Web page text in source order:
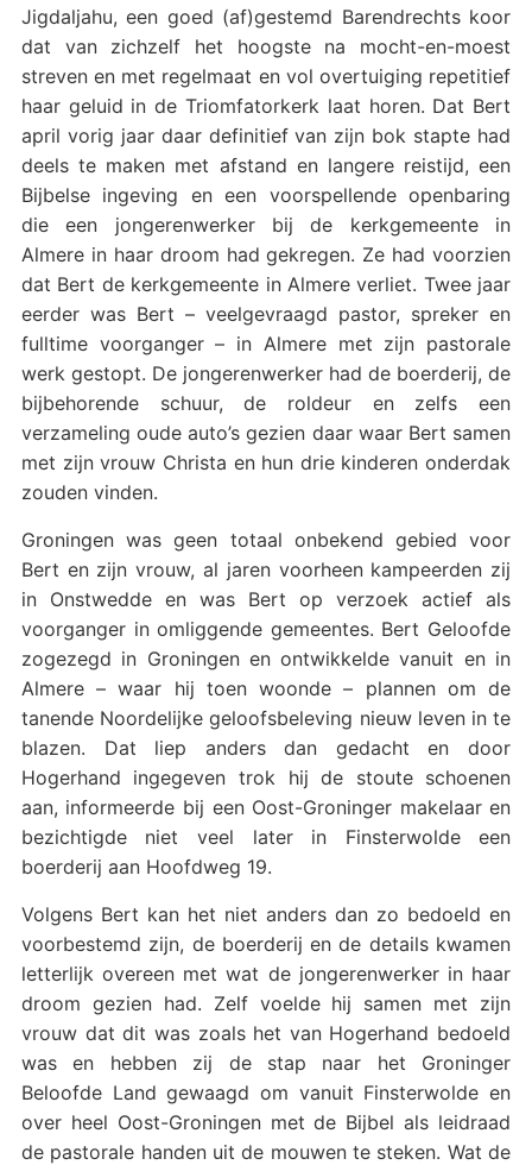
Jigdaljahu, een goed (af)gestemd Barendrechts koor
dat van zichzelf het hoogste na mocht-en-moest
streven en met regelmaat en vol overtuiging repetitief
haar geluid in de Triomfatorkerk laat horen. Dat Bert
april vorig jaar daar definitief van zijn bok stapte had
deels te maken met afstand en langere reistijd, een
Bijbelse ingeving en een voorspellende openbaring
die een jongerenwerker bij de kerkgemeente in
Almere in haar droom had gekregen. Ze had voorzien
dat Bert de kerkgemeente in Almere verliet. Twee jaar
eerder was Bert – veelgevraagd pastor, spreker en
fulltime voorganger – in Almere met zijn pastorale
werk gestopt. De jongerenwerker had de boerderij, de
bijbehorende schuur, de roldeur en zelfs een
verzameling oude auto’s gezien daar waar Bert samen
met zijn vrouw Christa en hun drie kinderen onderdak
zouden vinden.
Groningen was geen totaal onbekend gebied voor
Bert en zijn vrouw, al jaren voorheen kampeerden zij
in Onstwedde en was Bert op verzoek actief als
voorganger in omliggende gemeentes. Bert Geloofde
zogezegd in Groningen en ontwikkelde vanuit en in
Almere – waar hij toen woonde – plannen om de
tanende Noordelijke geloofsbeleving nieuw leven in te
blazen. Dat liep anders dan gedacht en door
Hogerhand ingegeven trok hij de stoute schoenen
aan, informeerde bij een Oost-Groninger makelaar en
bezichtigde niet veel later in Finsterwolde een
boerderij aan Hoofdweg 19.
Volgens Bert kan het niet anders dan zo bedoeld en
voorbestemd zijn, de boerderij en de details kwamen
letterlijk overeen met wat de jongerenwerker in haar
droom gezien had. Zelf voelde hij samen met zijn
vrouw dat dit was zoals het van Hogerhand bedoeld
was en hebben zij de stap naar het Groninger
Beloofde Land gewaagd om vanuit Finsterwolde en
over heel Oost-Groningen met de Bijbel als leidraad
de pastorale handen uit de mouwen te steken. Wat de